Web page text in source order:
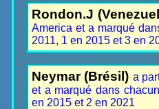
Rondon.J
America et a marqué
2011, 1 en 2015 et 3 en
Neymar (Brésil) a
et a marqué dans
en 2015 et 2 en 2021